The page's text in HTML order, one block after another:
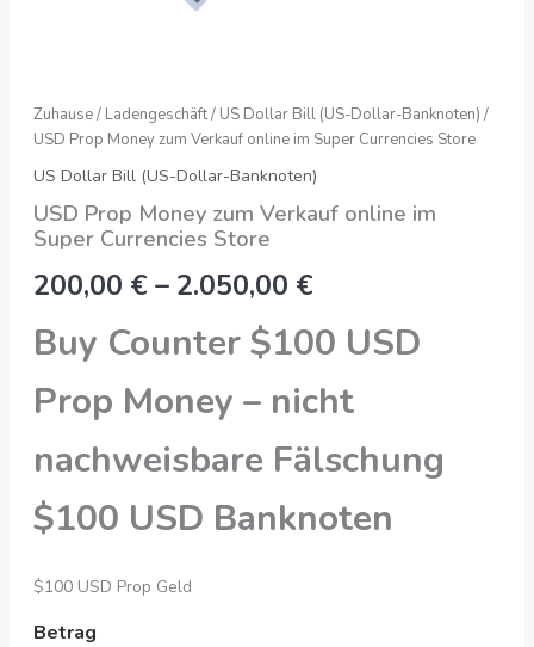
Zuhause/ Ladengeschäft/ US Dollar Bill (US-Dollar-Banknoten) /
USD Prop Money zum Verkauf online im Super Currencies Store
US Dollar Bill (US-Dollar-Banknoten)
USD Prop Money zum Verkauf online im
Super Currencies Store
200,00 € – 2.050,00 €
Buy Counter $100 USD
Prop Money – nicht
nachweisbare Fälschung
$100 USD Banknoten
$100 USD Prop Geld
Betrag